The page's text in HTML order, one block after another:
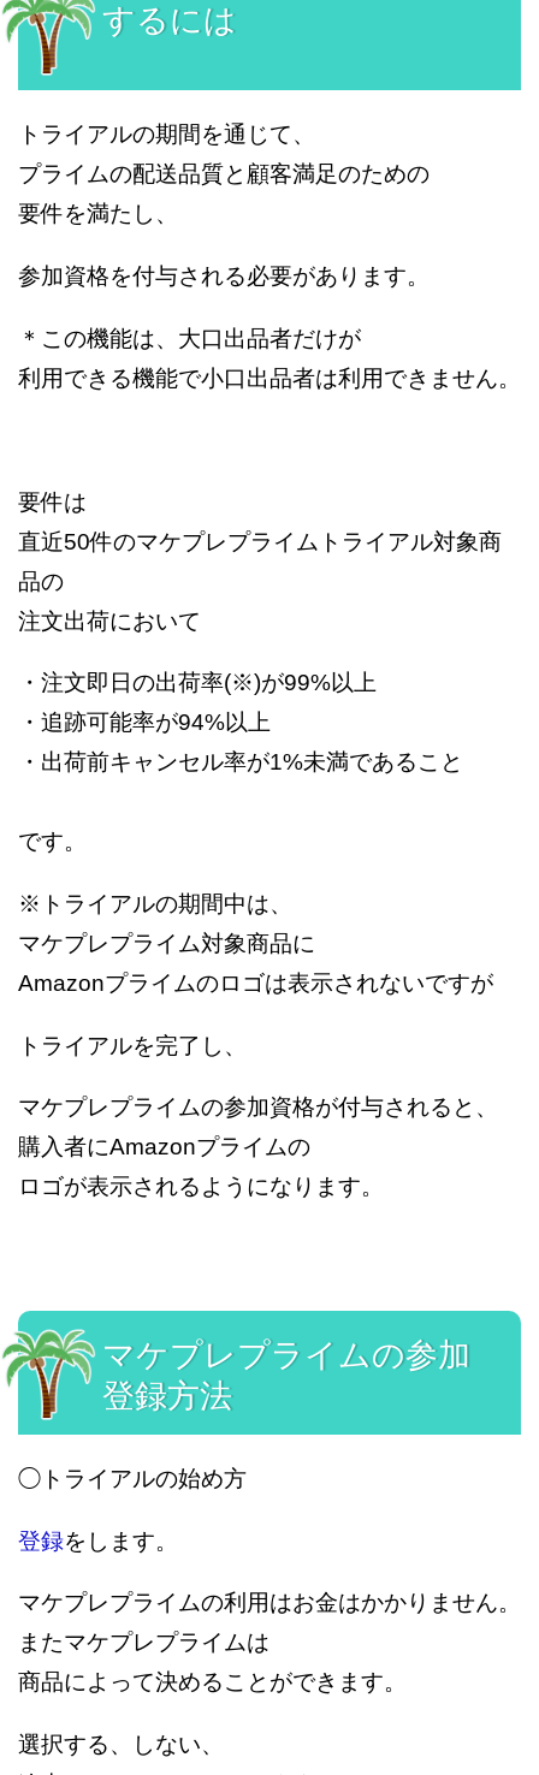
するには
トライアルの期間を通じて、
プライムの配送品質と顧客満足のための
要件を満たし、
参加資格を付与される必要があります。
＊この機能は、大口出品者だけが
利用できる機能で小口出品者は利用できません。
要件は
直近50件のマケプレプライムトライアル対象商
品の
注文出荷において
・注文即日の出荷率(※)が99%以上
・追跡可能率が94%以上
・出荷前キャンセル率が1%未満であること
です。
※トライアルの期間中は、
マケプレプライム対象商品に
Amazonプライムのロゴは表示されないですが
トライアルを完了し、
マケプレプライムの参加資格が付与されると、
購入者にAmazonプライムの
ロゴが表示されるようになります。
マケプレプライムの参加
登録方法
◯トライアルの始め方
登録をします。
マケプレプライムの利用はお金はかかりません。
またマケプレプライムは
商品によって決めることができます。
選択する、しない、